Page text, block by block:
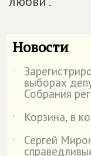
Новости
˙
выборах
Собрания
˙
Корзина, в
˙
Сергей